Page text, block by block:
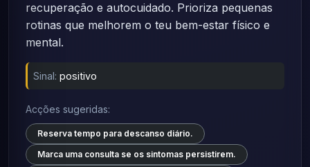
recuperação e autocuidado. Prioriza pequenas
rotinas que melhorem o teu bem-estar físico e
mental.
Sinal: positivo
Acções sugeridas:
Reserva tempo para descanso diário.
Marca uma consulta se os sintomas persistirem.